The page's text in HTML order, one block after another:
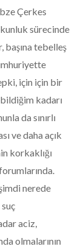
Çerkes
sürecinde
başına tebelleş
için için bir
kadarı
da sınırlı
ve daha açık
korkaklığı
nerede
aciz,
olmalarının